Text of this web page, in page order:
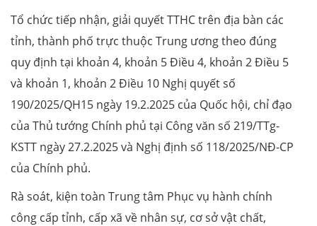
Tổ chức tiếp nhận, giải quyết TTHC trên địa bàn các
tỉnh, thành phố trực thuộc Trung ương theo đúng
quy định tại khoản 4, khoản 5 Điều 4, khoản 2 Điều 5
và khoản 1, khoản 2 Điều 10 Nghị quyết số
190/2025/QH15 ngày 19.2.2025 của Quốc hội, chỉ đạo
của Thủ tướng Chính phủ tại Công văn số 219/TTg-
KSTT ngày 27.2.2025 và Nghị định số 118/2025/NĐ-CP
của Chính phủ.
Rà soát, kiện toàn Trung tâm Phục vụ hành chính
công cấp tỉnh, cấp xã về nhân sự, cơ sở vật chất,